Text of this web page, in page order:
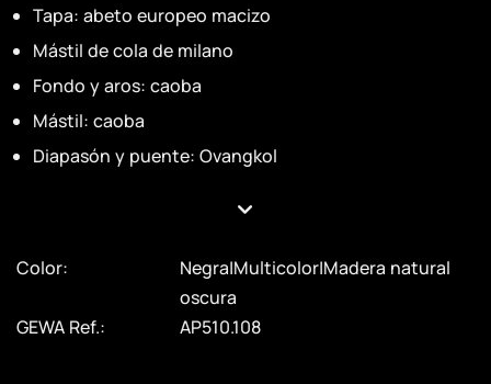
Tapa: abeto europeo macizo
Mástil de cola de milano
Fondo y aros: caoba
Mástil: caoba
Diapasón y puente: Ovangkol
Color:
Negra|Multicolor|Madera natural
oscura
GEWA Ref.:
AP510.108